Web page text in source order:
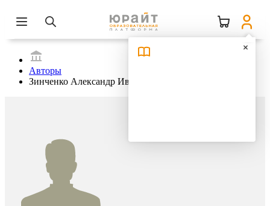
Авторы
Зинченко Александр Иванович